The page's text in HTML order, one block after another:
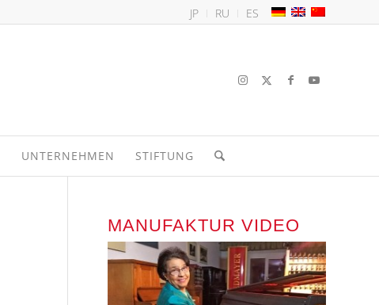
JP RU ES
UNTERNEHMEN STIFTUNG
MANUFAKTUR VIDEO